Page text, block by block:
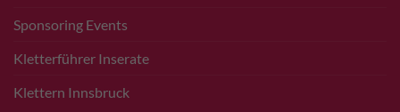
Sponsoring Events
Kletterführer Inserate
Klettern Innsbruck